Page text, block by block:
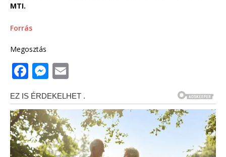
MTI.
Forrás
Megosztás
F
a
c
e
b
o
M
ss
e
n
g
ai
l